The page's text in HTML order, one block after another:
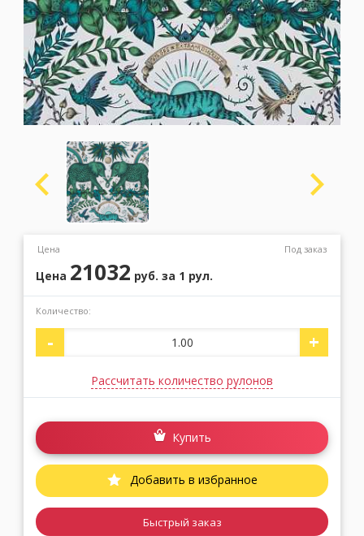
Москва (сменить город)
Заказать обратный звонок
Цена Под заказ
Цена 21032 руб. за 1 рул.
Количество:
- +
Рассчитать количество рулонов
Купить
Добавить в избранное
Быстрый заказ